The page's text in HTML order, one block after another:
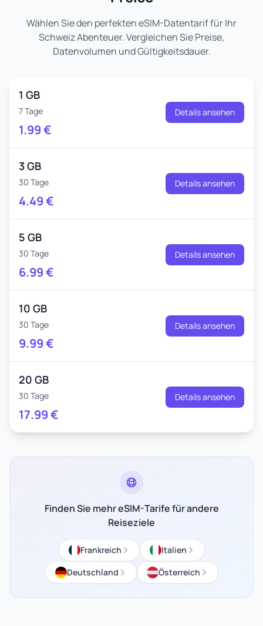
Wählen Sie den perfekten eSIM-Datentarif für Ihr
Schweiz Abenteuer. Vergleichen Sie Preise,
Datenvolumen und Gültigkeitsdauer.
1 GB
7 Tage
1.99€
Details ansehen
3 GB
30 Tage
4.49€
Details ansehen
5 GB
30 Tage
6.99€
Details ansehen
10 GB
30 Tage
9.99€
Details ansehen
20 GB
30 Tage
17.99€
Details ansehen
Finden Sie mehr eSIM-Tarife für andere
Reiseziele
Frankreich
Italien
Deutschland
Österreich